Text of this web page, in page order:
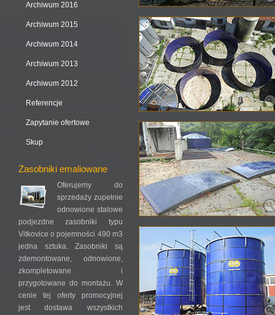
Archiwum 2016
Archiwum 2015
Archiwum 2014
Archiwum 2013
Archiwum 2012
Referencje
Zapytanie ofertowe
Skup
Zasobniki emaliowane
Oferujemy do
sprzedaży zupełnie
odnowione stalowe
podjezdne zasobniki typu
Vitkovice o pojemności 490 m3
jedna sztuka. Zasobniki są
zdemontowane, odnowione,
zkompletowane i
przygotowane do montażu. W
cenie tej oferty promocyjnej
jest dostawa wszystkich